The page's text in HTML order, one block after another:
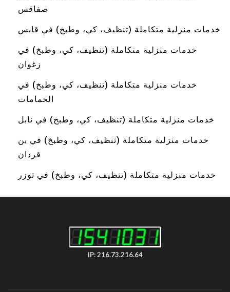
صفاقس
خدمات منزلية متكاملة (تنظيف، كي، وطبخ) في قابس
خدمات منزلية متكاملة (تنظيف، كي، وطبخ) في
زغوان
خدمات منزلية متكاملة (تنظيف، كي، وطبخ) في
الحمامات
خدمات منزلية متكاملة (تنظيف، كي، وطبخ) في نابل
خدمات منزلية متكاملة (تنظيف، كي، وطبخ) في بن
قردان
خدمات منزلية متكاملة (تنظيف، كي، وطبخ) في توزر
IP: 216.73.216.64